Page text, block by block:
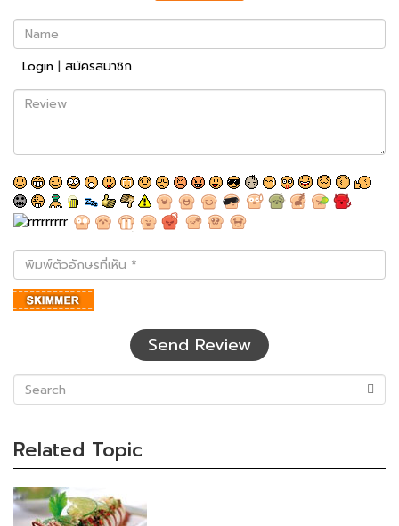
Name
Login | สมัครสมาชิก
Review
พิมพ์
ตัว
อักษร
ที่
Send Review
Related Topic